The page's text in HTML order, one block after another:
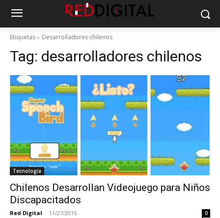
Etiquetas Desarrolladores chilenos
Tag: desarrolladores chilenos
Tecnología
Chilenos Desarrollan Videojuego para Niños
Discapacitados
Red Digital - 11/27/2015 0